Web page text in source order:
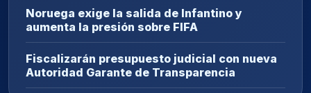
Noruega exige la salida de Infantino y
aumenta la presión sobre FIFA
Fiscalizarán presupuesto judicial con nueva
Autoridad Garante de Transparencia